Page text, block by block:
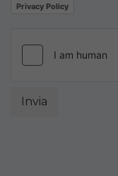
Privacy Policy
Invia